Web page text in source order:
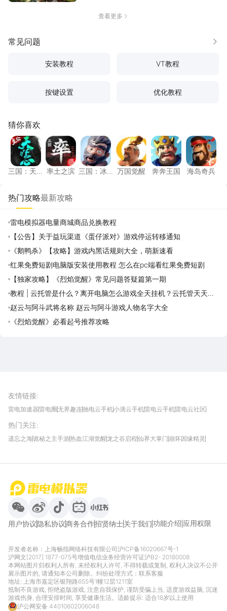
查看更多
常见问题 更多
安装教程 VT教程
按键设置 优化教程
猜你喜欢
三国：天下归心
三国：天
率土之滨
率土之滨
三国：冰河时代
三国：冰
万国觉醒
万国觉醒
奔奔王国
奔奔王国
海岛奇
海岛奇兵
热门攻略最新攻略
雷电模拟器电量商城商品兑换教程
【公告】关于益玩渠道《蛋仔派对》游戏停运转移通知
《鹅鸭杀》【攻略】游戏内黑话规则大全，萌新速看
红果免费短剧电脑版安装使用教程 怎么在pc端看红果免费短剧
【独家攻略】《烈焰觉醒》常见问题答疑篇第一期
教程 | 云托管是什么？离开电脑怎么游戏全天挂机？云托管天天免
费领取攻略
赵云与阿斗武将名称 赵云与阿斗游戏人物名字大全
《烈焰觉醒》必看起号推荐攻略
友情链接:
雷电加速器雷电圈无界趣连驰电云手机小滴云手机雷电云手机雷电云社区
我爱vr网华军软件园
热门关注:
遗忘之海诡秘之主手游热血江湖觉醒龙之谷启程仙界大掌门 崩坏因缘精灵
用户协议隐私协议商务合作招贤纳士关于我们功能介绍 应用权限
开发者名称：上海畅指网络科技有限公司沪ICP备16020667号-1
沪网文[2017] 1877-075号增值电信业务经营许可证沪B2- 20180008
本网站图片归权利人所有, 未经权利人许可, 不得转载或复制, 权利人决议不公开
展示图片的, 请通知本公司删除。纠纷处理方式： 联系客服
地址: 上海市嘉定区银翔路655号1幢12层1211室
抵制不良游戏, 拒绝盗版游戏, 注意自我保护, 谨防受骗上当, 适度游戏益脑, 沉迷
游戏伤身, 合理安排时间, 享受健康生活。适龄提示: 适合18岁以上使用
沪公网安备 44010602006048
首页
微信
微博 抖音 哔哩哔哩